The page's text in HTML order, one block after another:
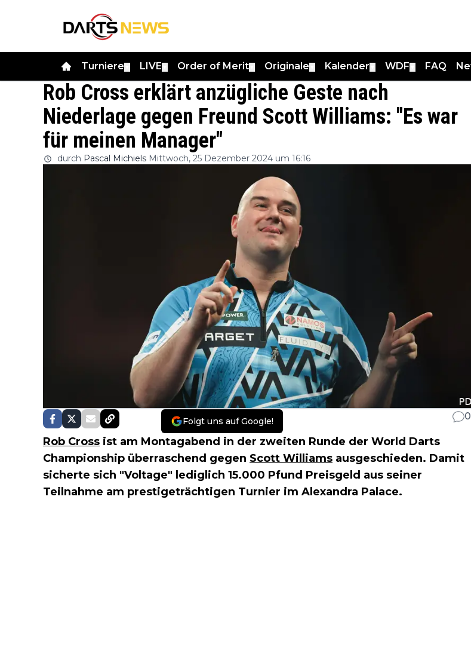
Turniere LIVE Order of Merit Originale Kalender WDF FAQ
Rob Cross erklärt anzügliche Geste nach
Niederlage gegen Freund Scott Williams: "Es war
für meinen Manager"
durch Pascal Michiels Mittwoch, 25 Dezember 2024 um 16:16
Folgt uns auf Google! 0
Rob Cross ist am Montagabend in der zweiten Runde der World Darts
Championship überraschend gegen Scott Williams ausgeschieden. Damit
sicherte sich "Voltage" lediglich 15.000 Pfund Preisgeld aus seiner
Teilnahme am prestigeträchtigen Turnier im Alexandra Palace.